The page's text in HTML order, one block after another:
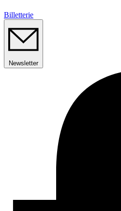
Billetterie
Newsletter